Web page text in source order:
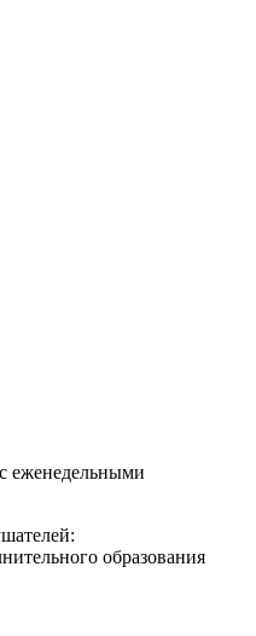
еженедельными
образования